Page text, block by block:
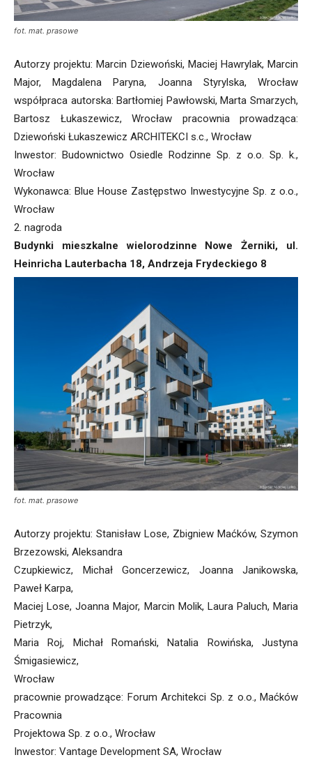
fot. mat. prasowe
Autorzy projektu: Marcin Dziewoński, Maciej Hawrylak, Marcin
Major, Magdalena Paryna, Joanna Styrylska, Wrocław
współpraca autorska: Bartłomiej Pawłowski, Marta Smarzych,
Bartosz Łukaszewicz, Wrocław pracownia prowadząca:
Dziewoński Łukaszewicz ARCHITEKCI s.c., Wrocław
Inwestor: Budownictwo Osiedle Rodzinne Sp. z o.o. Sp. k.,
Wrocław
Wykonawca: Blue House Zastępstwo Inwestycyjne Sp. z o.o.,
Wrocław
2. nagroda
Budynki mieszkalne wielorodzinne Nowe Żerniki, ul.
Heinricha Lauterbacha 18, Andrzeja Frydeckiego 8
fot. mat. prasowe
Autorzy projektu: Stanisław Lose, Zbigniew Maćków, Szymon
Brzezowski, Aleksandra
Czupkiewicz, Michał Goncerzewicz, Joanna Janikowska,
Paweł Karpa,
Maciej Lose, Joanna Major, Marcin Molik, Laura Paluch, Maria
Pietrzyk,
Maria Roj, Michał Romański, Natalia Rowińska, Justyna
Śmigasiewicz,
Wrocław
pracownie prowadzące: Forum Architekci Sp. z o.o., Maćków
Pracownia
Projektowa Sp. z o.o., Wrocław
Inwestor: Vantage Development SA, Wrocław